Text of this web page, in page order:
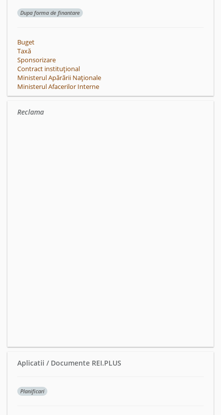
Dupa forma de finantare
Buget
Taxă
Sponsorizare
Contract instituțional
Ministerul Apărării Naționale
Ministerul Afacerilor Interne
Reclama
Aplicatii / Documente REI.PLUS
Planificari